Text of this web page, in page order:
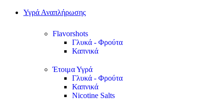
Υγρά Αναπλήρωσης
Flavorshots
Γλυκά - Φρούτα
Καπνικά
Έτοιμα Υγρά
Γλυκά - Φρούτα
Καπνικά
Nicotine Salts